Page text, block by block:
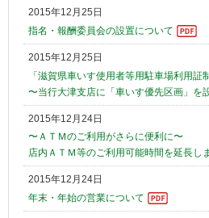
2015年12月25日
指名・報酬委員会の設置について
2015年12月25日
「滋賀県車いす使用者等用駐車場利用証
〜当行大津支店に「車いす優先区画」を
2015年12月24日
〜ＡＴＭのご利用がさらに便利に〜
店内ＡＴＭ等のご利用可能時間を延長し
2015年12月24日
年末・年始の営業について